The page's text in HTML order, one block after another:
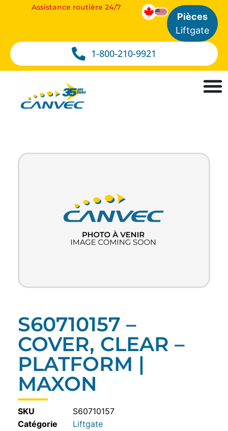
1-800-210-9921
Assistance routière 24/7
Pièces
Liftgate
S60710157 –
COVER, CLEAR –
PLATFORM |
MAXON
SKU
S60710157
Catégorie
Liftgate